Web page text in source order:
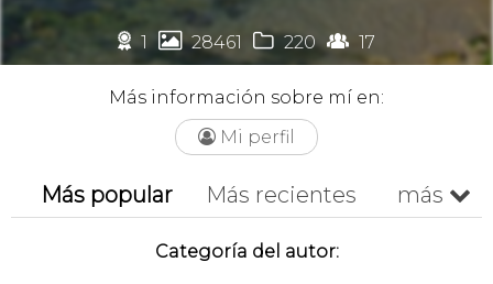
🏉 1  28461  220  17
Más información sobre mí en:
 Mi perfil
Más popular
Más recientes
Cronológico
A-z Z-a
más 
Categoría del autor: